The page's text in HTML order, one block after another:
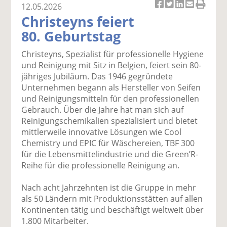
el
a
uf
F
ac
e
b
o
o
k
te
il
n
el
t
wi
tt
er
n
el
a
uf
Li
n
k
e
di
n
te
il
e
el
p
er
E
m
ai
v
er
se
n
e
n
D
ru
e
n
12.05.2026
Christeyns feiert
80. Geburtstag
Christeyns, Spezialist für professionelle Hygiene
und Reinigung mit Sitz in Belgien, feiert sein 80-
jähriges Jubiläum. Das 1946 gegründete
Unternehmen begann als Hersteller von Seifen
und Reinigungsmitteln für den professionellen
Gebrauch. Über die Jahre hat man sich auf
Reinigungschemikalien spezialisiert und bietet
mittlerweile innovative Lösungen wie Cool
Chemistry und EPIC für Wäschereien, TBF 300
für die Lebensmittelindustrie und die Green’R-
Reihe für die professionelle Reinigung an.
Nach acht Jahrzehnten ist die Gruppe in mehr
als 50 Ländern mit Produktionsstätten auf allen
Kontinenten tätig und beschäftigt weltweit über
1.800 Mitarbeiter.